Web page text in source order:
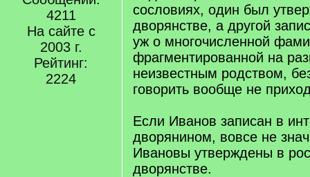
4211
На сайте с
2003 г.
Рейтинг:
2224
сословиях, один был
дворянстве, а другой
уж о многочисленной
фрагментированной на
неизвестным родством,
говорить вообще не
Если Иванов записан в
дворянином, вовсе не
Ивановы утверждены в
дворянстве.